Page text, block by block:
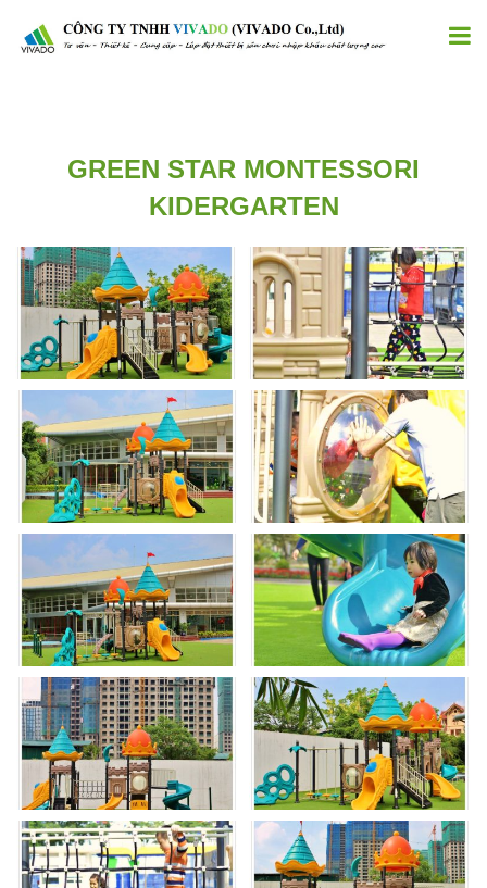
GREEN STAR MONTESSORI
KIDERGARTEN